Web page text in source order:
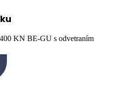
KN BE-GU s odvetraním